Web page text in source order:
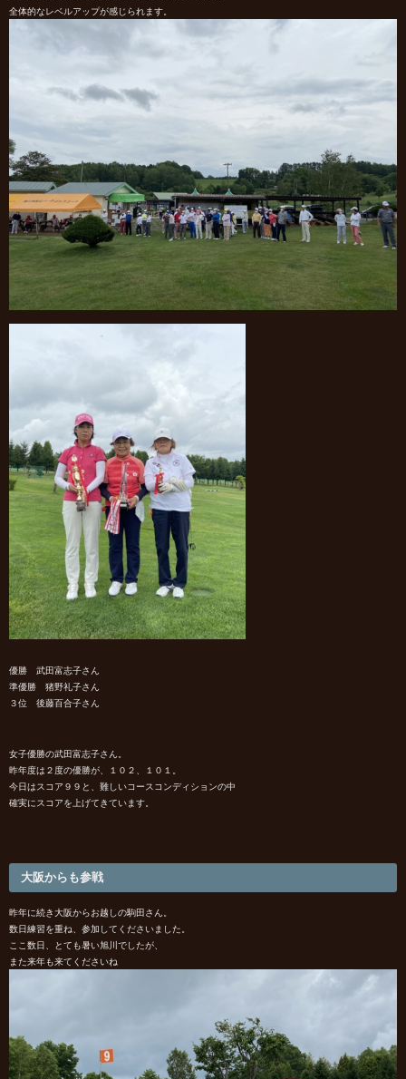
全体的なレベルアップが感じられます。
優勝 武田富志子さん
準優勝 猪野礼子さん
３位 後藤百合子さん
女子優勝の武田富志子さん。
昨年度は２度の優勝が、１０２、１０１。
今日はスコア９９と、難しいコースコンディションの中
確実にスコアを上げてきています。
大阪からも参戦
昨年に続き大阪からお越しの駒田さん。
数日練習を重ね、参加してくださいました。
ここ数日、とても暑い旭川でしたが、
また来年も来てくださいね